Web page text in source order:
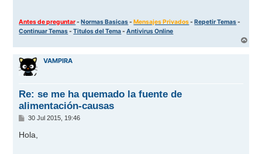
Antes de preguntar-Normas Basicas-Mensajes Privados-Repetir Temas-
Continuar Temas-Titulos del Tema-Antivirus Online
r
VAMPIRA
Re: se me ha quemado la fuente de
alimentación-causas
M
n
30 Jul 2015, 19:46
Hola,